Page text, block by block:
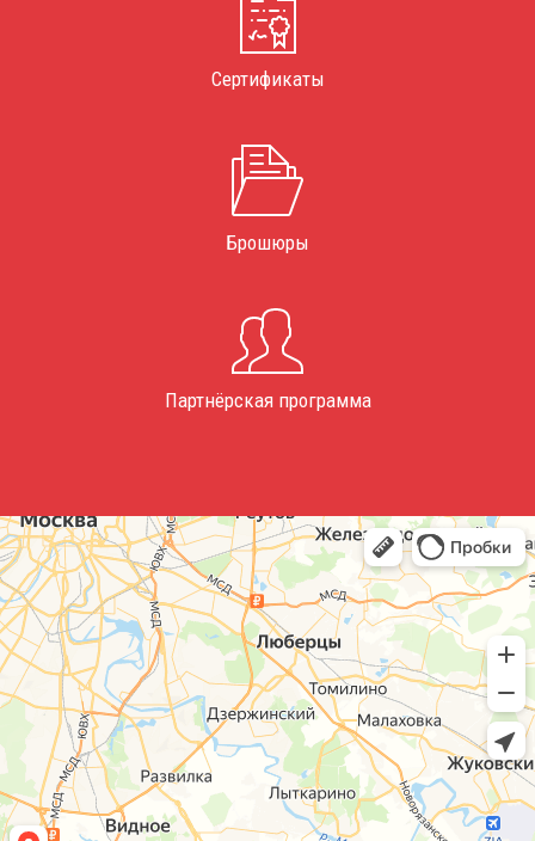
Сертификаты
Брошюры
Партнёрская программа